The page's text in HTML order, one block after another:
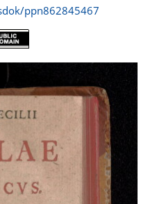
ppn862845467